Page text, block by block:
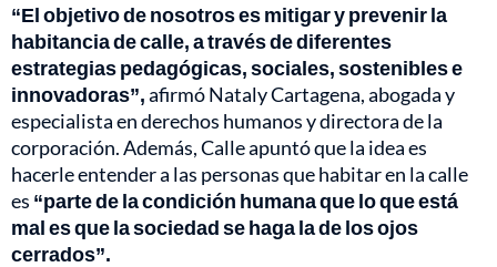
“El objetivo de nosotros es mitigar y prevenir la
habitancia de calle, a través de diferentes
estrategias pedagógicas, sociales, sostenibles e
innovadoras”,afirmó Nataly Cartagena, abogada y
especialista en derechos humanos y directora de la
corporación. Además, Calle apuntó que la idea es
hacerle entender a las personas que habitar en la calle
es “parte de la condición humana que lo que está
mal es que la sociedad se haga la de los ojos
cerrados”.